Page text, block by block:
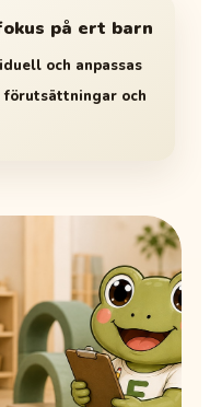
på ert barn
och anpassas
förutsättningar och